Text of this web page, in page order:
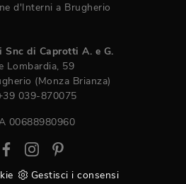
d'Interni a Brugherio
Snc di Caprotti A. e G.
Lombardia, 59
(Monza Brianza)
039-870075
00688980960
Gestisci i consensi